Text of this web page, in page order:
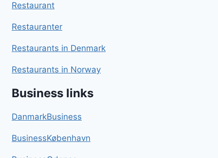
Restaurant
Restauranter
Restaurants in Denmark
Restaurants in Norway
Business links
DanmarkBusiness
BusinessKøbenhavn